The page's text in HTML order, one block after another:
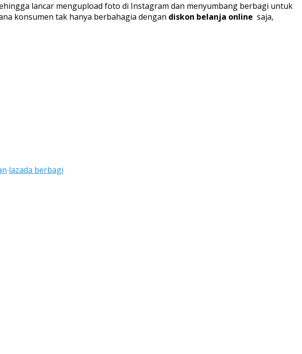
lancar mengupload foto di Instagram dan menyumbang berbagi untuk
konsumen tak hanya berbahagia dengan diskon belanja online saja,
lazada berbagi